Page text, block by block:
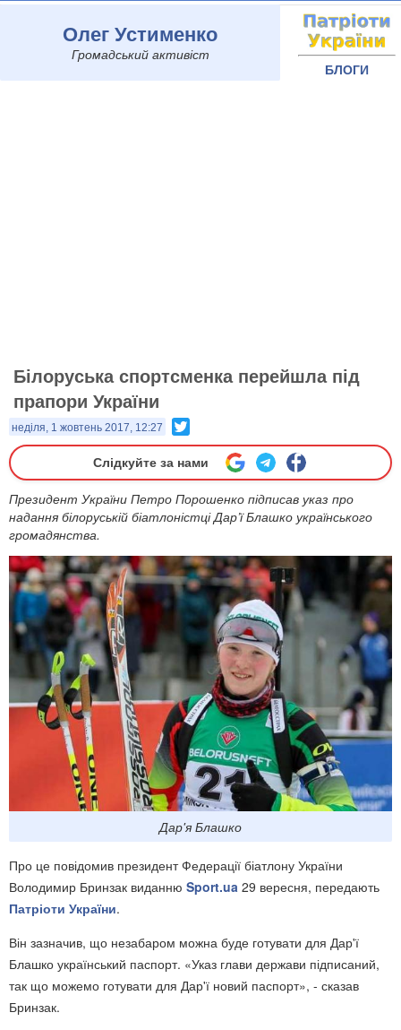
Олег Устименко
Громадський активіст
БЛОГИ
Білоруська спортсменка перейшла під
прапори України
неділя, 1 жовтень 2017, 12:27
Слідкуйте за нами
Президент України Петро Порошенко підписав указ про
надання білоруській біатлоністці Дар’ї Блашко українського
громадянства.
Дар'я Блашко
Про це повідомив президент Федерації біатлону України
Володимир Бринзак виданню Sport.ua 29 вересня, передають
Патріоти України.
Він зазначив, що незабаром можна буде готувати для Дар'ї
Блашко український паспорт. «Указ глави держави підписаний,
так що можемо готувати для Дар'ї новий паспорт», - сказав
Бринзак.